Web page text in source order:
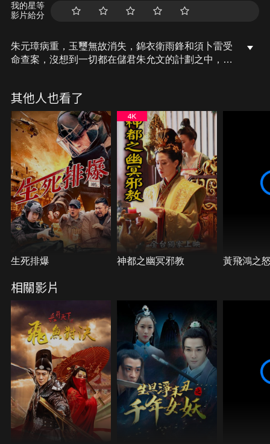
我的星等
影片給分
朱元璋病重，玉璽無故消失，錦衣衛雨鋒和須卜雷受
命查案，沒想到一切都在儲君朱允文的計劃之中，最
強硬削藩的後果。
其他人也看了
生死排爆 神都之幽冥邪教 黃飛鴻之
相關影片